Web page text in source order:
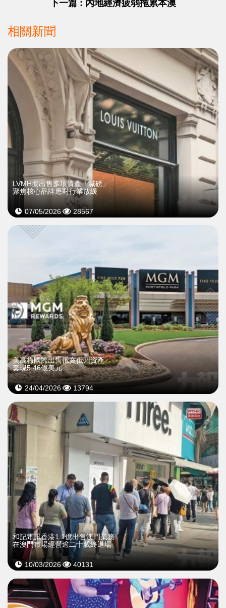
下一篇 : 內地經濟疲弱拖累本澳
相關新聞
LVMH擬出售多項資產「減磅」
聚焦核心品牌應對行業放緩
07/05/2026 28567
美高梅國際出售俄亥俄州資產
套現5.46億美元
24/04/2026 13794
和記電訊香港1.1億出售澳門業務
在澳門市場經營逾二十載終退場
10/03/2026 40131